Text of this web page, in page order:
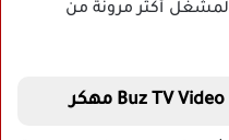
أكثر مرونة من